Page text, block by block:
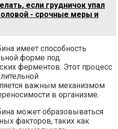
если грудничок упал
- срочные меры и
имеет способность
форме под
ферментов. Этот процесс
важным механизмом
в организме.
может образовываться
факторов, таких как